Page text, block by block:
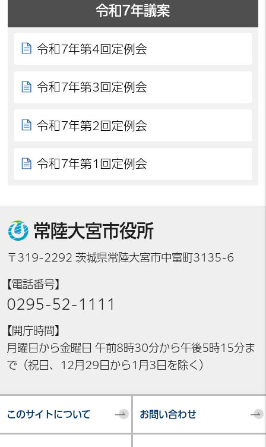
令和7年議案
令和7年第4回定例会
令和7年第3回定例会
令和7年第2回定例会
令和7年第1回定例会
常陸大宮市役所
〒319-2292 茨城県常陸大宮市中富町3135-6
【電話番号】
0295-52-1111
【開庁時間】
月曜日から金曜日 午前8時30分から午後5時15分ま
で（祝日、12月29日から1月3日を除く）
このサイトについて お問い合わせ